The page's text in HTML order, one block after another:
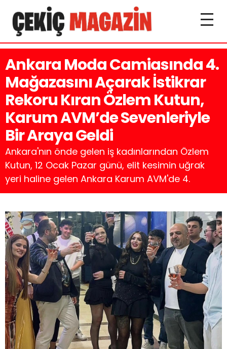
Ankara Moda Camiasında 4.
Mağazasını Açarak İstikrar
Rekoru Kıran Özlem Kutun,
Karum AVM’de Sevenleriyle
Bir Araya Geldi
Ankara'nın önde gelen iş kadınlarından Özlem
Kutun, 12 Ocak Pazar günü, elit kesimin uğrak
yeri haline gelen Ankara Karum AVM'de 4.